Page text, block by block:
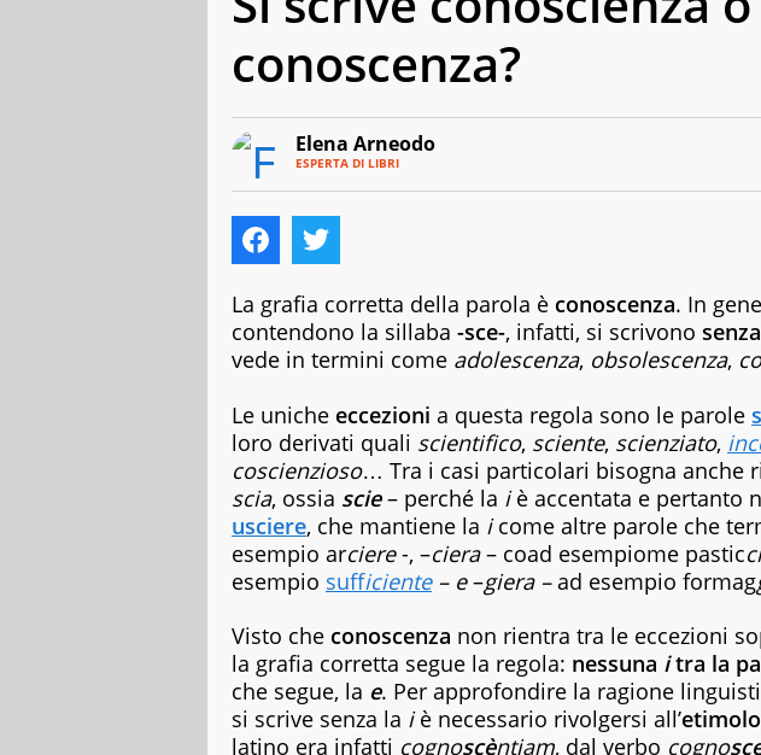
conoscenza?
Elena Arneodo
ESPERTA DI LIBRI
MAIL
autrice,
editor
copywriter
per
case
editrici,
e
siti
web,
specializzata
in
viaggi
e
food.
Da
appassionata
di
libri
di
vario
La grafia corretta della parola è conoscenza. In
contendono la sillaba -sce-, infatti, si scrivono
vede in termini come adolescenza, obsolescenza,
Le uniche eccezioni a questa regola sono le parole
loro derivati quali scientifico, sciente, scienziato,
coscienzioso… Tra i casi particolari bisogna anche
scia, ossia scie– perché la iè accentata e pertanto
usciere, che mantiene la icome altre parole che
esempio arciere-, –ciera– coad esempiome pastic
esempio sufficiente– e–giera –ad esempio formag
Visto che conoscenza non rientra tra le eccezioni
la grafia corretta segue la regola: nessuna itra la
che segue, la e. Per approfondire la ragione
si scrive senza la iè necessario rivolgersi all’
latino era infatti cognoscèntiam, dal verbo cogno